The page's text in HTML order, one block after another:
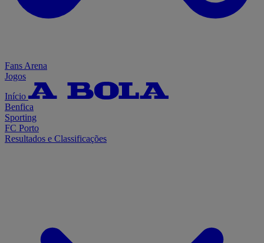
Fans Arena
Jogos
Início
Benfica
Sporting
FC Porto
Resultados e Classificações